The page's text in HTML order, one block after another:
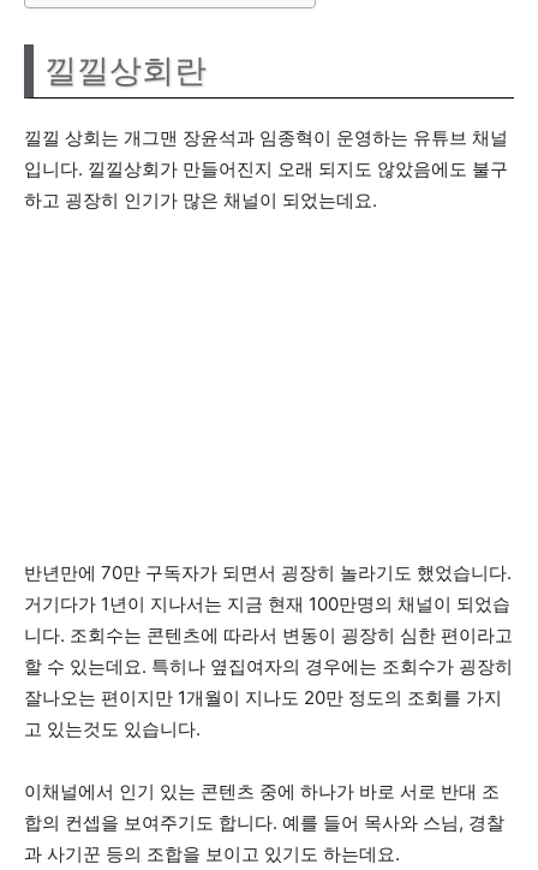
낄낄상회란
낄낄 상회는 개그맨 장윤석과 임종혁이 운영하는 유튜브 채널
입니다. 낄낄상회가 만들어진지 오래 되지도 않았음에도 불구
하고 굉장히 인기가 많은 채널이 되었는데요.
반년만에 70만 구독자가 되면서 굉장히 놀라기도 했었습니다.
거기다가 1년이 지나서는 지금 현재 100만명의 채널이 되었습
니다. 조회수는 콘텐츠에 따라서 변동이 굉장히 심한 편이라고
할 수 있는데요. 특히나 옆집여자의 경우에는 조회수가 굉장히
잘나오는 편이지만 1개월이 지나도 20만 정도의 조회를 가지
고 있는것도 있습니다.
이채널에서 인기 있는 콘텐츠 중에 하나가 바로 서로 반대 조
합의 컨셉을 보여주기도 합니다. 예를 들어 목사와 스님, 경찰
과 사기꾼 등의 조합을 보이고 있기도 하는데요.